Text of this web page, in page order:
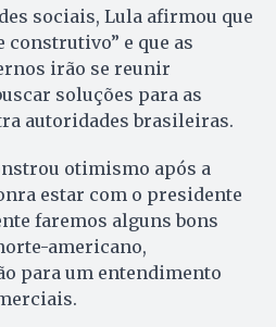
sociais, Lula afirmou que
construtivo” e que as
irão se reunir
soluções para as
autoridades brasileiras.
otimismo após a
estar com o presidente
faremos alguns bons
americano,
para um entendimento